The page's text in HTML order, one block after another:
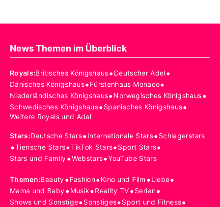
News Themen im Überblick
Royals:Britisches Königshaus•Deutscher Adel•
Dänisches Königshaus•Fürstenhaus Monaco•
Niederländisches Königshaus•Norwegisches Königshaus•
Schwedisches Königshaus•Spanisches Königshaus•
Weitere Royals und Adel
Stars:Deutsche Stars•Internationale Stars•Schlagerstars
•Tierische Stars•TikTok Stars•Sport Stars•
Stars und Family•Webstars•YouTube Stars
Themen:Beauty•Fashion•Kino und Film •Liebe•
Mama und Baby•Musik•Reality TV•Serien•
Shows und Sonstige•Sonstiges•Sport und Fitness•